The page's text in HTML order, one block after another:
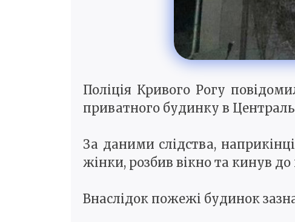
Поліція Кривого Рогу
приватного будинку в
За даними слідства,
жінки, розбив вікно та кинув
Внаслідок пожежі будинок